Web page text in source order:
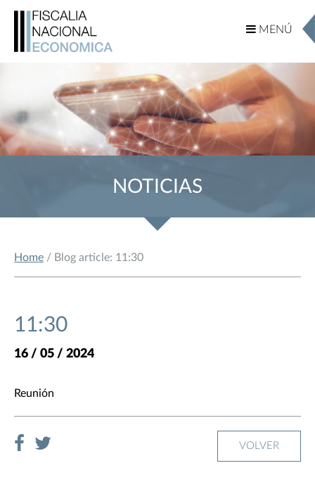
MENÚ
MENÚ
NOTICIAS
Home / Blog article: 11:30
11:30
16 / 05 / 2024
Reunión
VOLVER